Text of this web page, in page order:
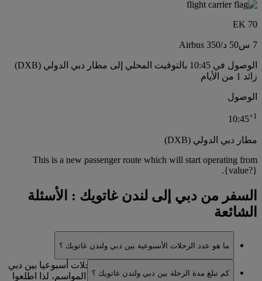
EK 70
7 س 50 د /
Airbus 350
الوصول في 10:45 بالتوقيت المحلي إلى مطار دبي الدولي (DXB)
زائد 1 من الأيام
الوصول
10:45+1
مطار دبي الدولي (DXB)
This is a new passenger route which will start operating from
{value?}.
السفر من دبي إلى لندن غاتويك : الأسئلة
الشائعة
ما هو عدد الرحلات الأسبوعية بين دبي ولندن غاتويك ؟
تشغل طيران الإمارات حاليا 28 من الرحلات أسبوعيا بين دبي
ولندن غاتويك . وقد يختلف ذلك باختلاف المواسم، لذا اطلعوا
كم تبلغ مدة الرحلة بين دبي ولندن غاتويك ؟